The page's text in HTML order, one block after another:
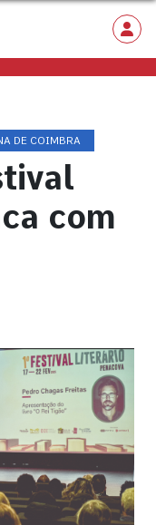
DE COIMBRA
com